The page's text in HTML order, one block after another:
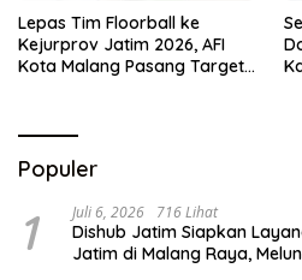
Lepas Tim Floorball ke
Kejurprov Jatim 2026, AFI
Kota Malang Pasang Target
Populer
1 Juli 6, 2026 716 Lihat
Dishub Jatim Siapkan
Jatim di Malang Raya,